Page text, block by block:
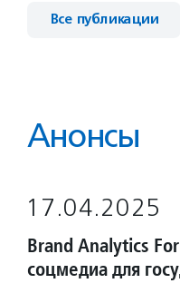
Все публикации
Анонсы
17.04.2025
Brand Analytics
соцмедиа для